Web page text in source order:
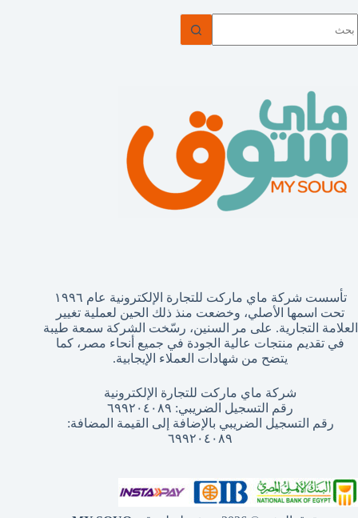
توجد
تأسست شركة ماي ماركت للتجارة الإلكترونية عام ١٩٩٦
تحت اسمها الأصلي، وخضعت منذ ذلك الحين لعملية تغيير
العلامة التجارية. على مر السنين، رسّخت الشركة سمعة طيبة
في تقديم منتجات عالية الجودة في جميع أنحاء مصر، كما
يتضح من شهادات العملاء الإيجابية.
شركة ماي ماركت للتجارة الإلكترونية
رقم التسجيل الضريبي: ٦٩٩٢٠٤٠٨٩
رقم التسجيل الضريبي بالإضافة إلى القيمة المضافة:
٦٩٩٢٠٤٠٨٩